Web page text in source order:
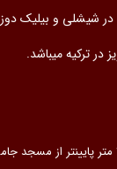
با 2 شعبه در شیشلی و
ترکیه میباشد.
استانبول، شیشلی، 100 متر